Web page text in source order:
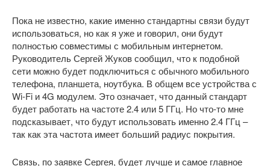
Пока не известно, какие именно стандартны связи будут
использоваться, но как я уже и говорил, они будут
полностью совместимы с мобильным интернетом.
Руководитель Сергей Жуков сообщил, что к подобной
сети можно будет подключиться с обычного мобильного
телефона, планшета, ноутбука. В общем все устройства с
Wi-Fi и 4G модулем. Это означает, что данный стандарт
будет работать на частоте 2.4 или 5 ГГц. Но что-то мне
подсказывает, что будут использовать именно 2.4 ГГц –
так как эта частота имеет больший радиус покрытия.
Связь, по заявке Сергея, будет лучше и самое главное